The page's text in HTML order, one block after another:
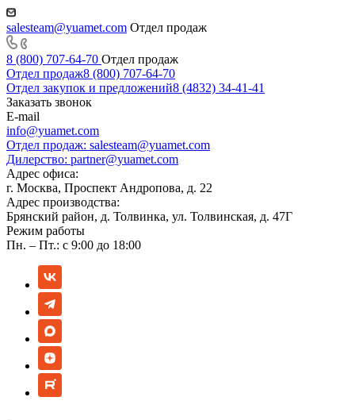
salesteam@yuamet.com Отдел продаж
8 (800) 707-64-70 Отдел продаж
Отдел продаж8 (800) 707-64-70
Отдел закупок и предложений8 (4832) 34-41-41
Заказать звонок
E-mail
info@yuamet.com
Отдел продаж: salesteam@yuamet.com
Дилерство: partner@yuamet.com
Адрес офиса:
г. Москва, Проспект Андропова, д. 22
Адрес производства:
Брянский район, д. Толвинка, ул. Толвинская, д. 47Г
Режим работы
Пн. – Пт.: с 9:00 до 18:00